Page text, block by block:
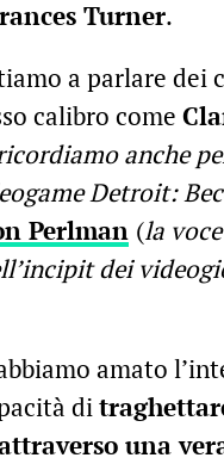
Turner.
a parlare dei
calibro come
anche
Detroit:
Perlman (la
dei
amato
di
una